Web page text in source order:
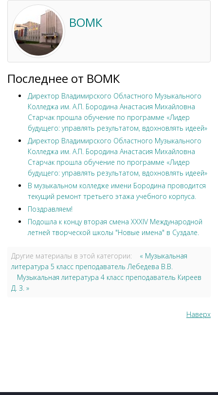
ВОМК
Последнее от ВОМК
Директор Владимирского Областного Музыкального
Колледжа им. А.П. Бородина Анастасия Михайловна
Старчак прошла обучение по программе «Лидер
будущего: управлять результатом, вдохновлять идеей»
Директор Владимирского Областного Музыкального
Колледжа им. А.П. Бородина Анастасия Михайловна
Старчак прошла обучение по программе «Лидер
будущего: управлять результатом, вдохновлять идеей»
В музыкальном колледже имени Бородина проводится
текущий ремонт третьего этажа учебного корпуса.
Поздравляем!
Подошла к концу вторая смена XXXIV Международной
летней творческой школы "Новые имена" в Суздале.
Другие материалы в этой категории:
« Музыкальная
литература 5 класс преподаватель Лебедева В.В.
Музыкальная литература 4 класс преподаватель Киреев
Д. З. »
Наверх